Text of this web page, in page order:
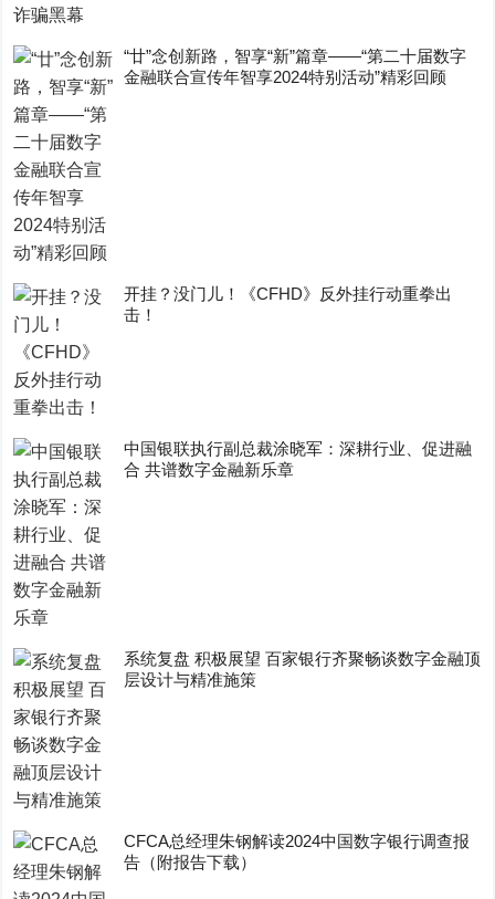
“廿”念创新路，智享“新”篇章——“第二十届数字
金融联合宣传年智享2024特别活动”精彩回顾
开挂？没门儿！《CFHD》反外挂行动重拳出
击！
中国银联执行副总裁涂晓军：深耕行业、促进融
合 共谱数字金融新乐章
系统复盘 积极展望 百家银行齐聚畅谈数字金融顶
层设计与精准施策
CFCA总经理朱钢解读2024中国数字银行调查报
告（附报告下载）